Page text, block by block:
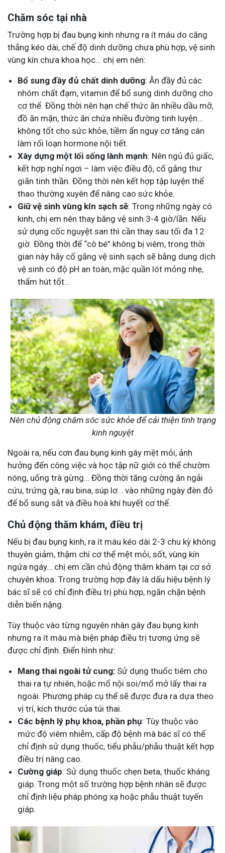
Chăm sóc tại nhà
Trường hợp bị đau bụng kinh nhưng ra ít máu do căng
thẳng kéo dài, chế độ dinh dưỡng chưa phù hợp, vệ sinh
vùng kín chưa khoa học… chị em nên:
Bổ sung đầy đủ chất dinh dưỡng: Ăn đầy đủ các
nhóm chất đạm, vitamin để bổ sung dinh dưỡng cho
cơ thể. Đồng thời nên hạn chế thức ăn nhiều dầu mỡ,
đồ ăn mặn, thức ăn chứa nhiều đường tinh luyện…
không tốt cho sức khỏe, tiềm ẩn nguy cơ tăng cân
làm rối loạn hormone nội tiết.
Xây dựng một lối sống lành mạnh: Nên ngủ đủ giấc,
kết hợp nghỉ ngơi – làm việc điều độ, cố gắng thư
giãn tinh thần. Đồng thời nên kết hợp tập luyện thể
thao thường xuyên để nâng cao sức khỏe.
Giữ vệ sinh vùng kín sạch sẽ: Trong những ngày có
kinh, chị em nên thay băng vệ sinh 3-4 giờ/lần. Nếu
sử dụng cốc nguyệt san thì cần thay sau tối đa 12
giờ. Đồng thời để “cô bé” không bị viêm, trong thời
gian này hãy cố gắng vệ sinh sạch sẽ bằng dung dịch
vệ sinh có độ pH an toàn, mặc quần lót mỏng nhẹ,
thấm hút tốt…
Nên chủ động chăm sóc sức khỏe để cải thiện tình trạng
kinh nguyệt
Ngoài ra, nếu cơn đau bụng kinh gây mệt mỏi, ảnh
hưởng đến công việc và học tập nữ giới có thể chườm
nóng, uống trà gừng… Đồng thời tăng cường ăn ngải
cứu, trứng gà, rau bina, súp lơ… vào những ngày đèn đỏ
để bổ sung sắt và điều hoà khí huyết cơ thể.
Chủ động thăm khám, điều trị
Nếu bị đau bụng kinh, ra ít máu kéo dài 2-3 chu kỳ không
thuyên giảm, thậm chí cơ thể mệt mỏi, sốt, vùng kín
ngứa ngáy… chị em cần chủ động thăm khám tại cơ sở
chuyên khoa. Trong trường hợp đây là dấu hiệu bệnh lý
bác sĩ sẽ có chỉ định điều trị phù hợp, ngăn chặn bệnh
diễn biến nặng.
Tùy thuộc vào từng nguyên nhân gây đau bụng kinh
nhưng ra ít máu mà biện pháp điều trị tương ứng sẽ
được chỉ định. Điển hình như:
Mang thai ngoài tử cung: Sử dụng thuốc tiêm cho
thai ra tự nhiên, hoặc mổ nội soi/mổ mở lấy thai ra
ngoài. Phương pháp cụ thể sẽ được đưa ra dựa theo
vị trí, kích thước của túi thai.
Các bệnh lý phụ khoa, phần phụ: Tùy thuộc vào
mức độ viêm nhiễm, cấp độ bệnh mà bác sĩ có thể
chỉ định sử dụng thuốc, tiểu phẫu/phẫu thuật kết hợp
điều trị nâng cao.
Cường giáp: Sử dụng thuốc chẹn beta, thuốc kháng
giáp. Trong một số trường hợp bệnh nhân sẽ được
chỉ định liệu pháp phóng xạ hoặc phẫu thuật tuyến
giáp.